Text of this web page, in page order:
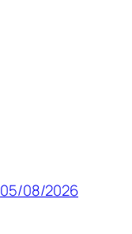
05/08/2026